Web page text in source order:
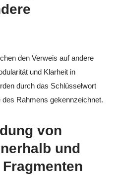
den Verweis auf andere
und Klarheit in
durch das Schlüsselwort
des Rahmens gekennzeichnet.
von
und